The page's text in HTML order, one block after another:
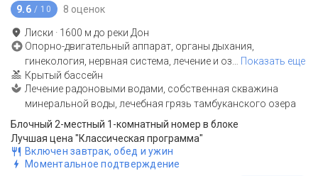
9.6 / 10 8 оценок
Лиски · 1600 м до реки Дон
Опорно-двигательный аппарат, органы дыхания,
гинекология, нервная система, лечение и оз
Показать еще
Крытый бассейн
Лечение радоновыми водами, собственная скважина
минеральной воды, лечебная грязь тамбуканского озера
Блочный 2-местный 1-комнатный номер в блоке
Лучшая цена "Классическая программа"
Включен завтрак, обед и ужин
Моментальное подтверждение